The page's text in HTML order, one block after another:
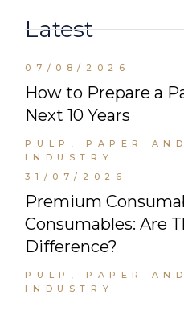
Latest
07/08/2026
How to Prepare a
Next 10 Years
PULP, PAPER
INDUSTRY
31/07/2026
Premium
Consumables: Are
Difference?
PULP, PAPER
INDUSTRY